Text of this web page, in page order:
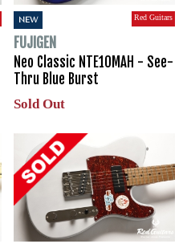
NEW Red Guitars
FUJIGEN
Neo Classic NTE10MAH - See-
Thru Blue Burst
Sold Out